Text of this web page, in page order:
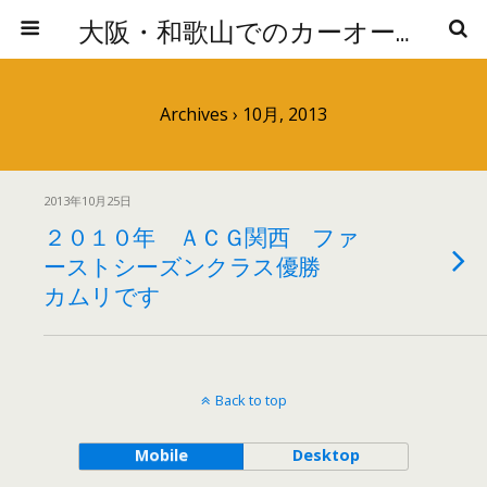
大阪・和歌山でのカーオーディオの取り付けならNEOSTYLES（ネオスタイルズ）へ
Archives › 10月, 2013
2013年10月25日
２０１０年 ＡＣＧ関西 ファ
ーストシーズンクラス優勝
カムリです
Back to top
Mobile Desktop